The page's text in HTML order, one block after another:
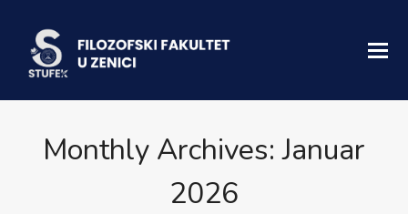
Monthly Archives: Januar
2026